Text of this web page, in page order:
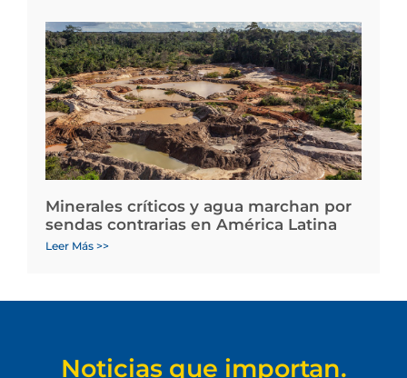
Minerales críticos y agua marchan por
sendas contrarias en América Latina
Leer Más >>
Noticias que importan.